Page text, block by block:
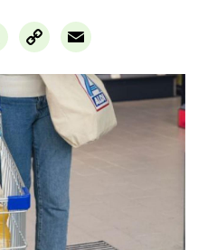
X
Copy
Link
Email